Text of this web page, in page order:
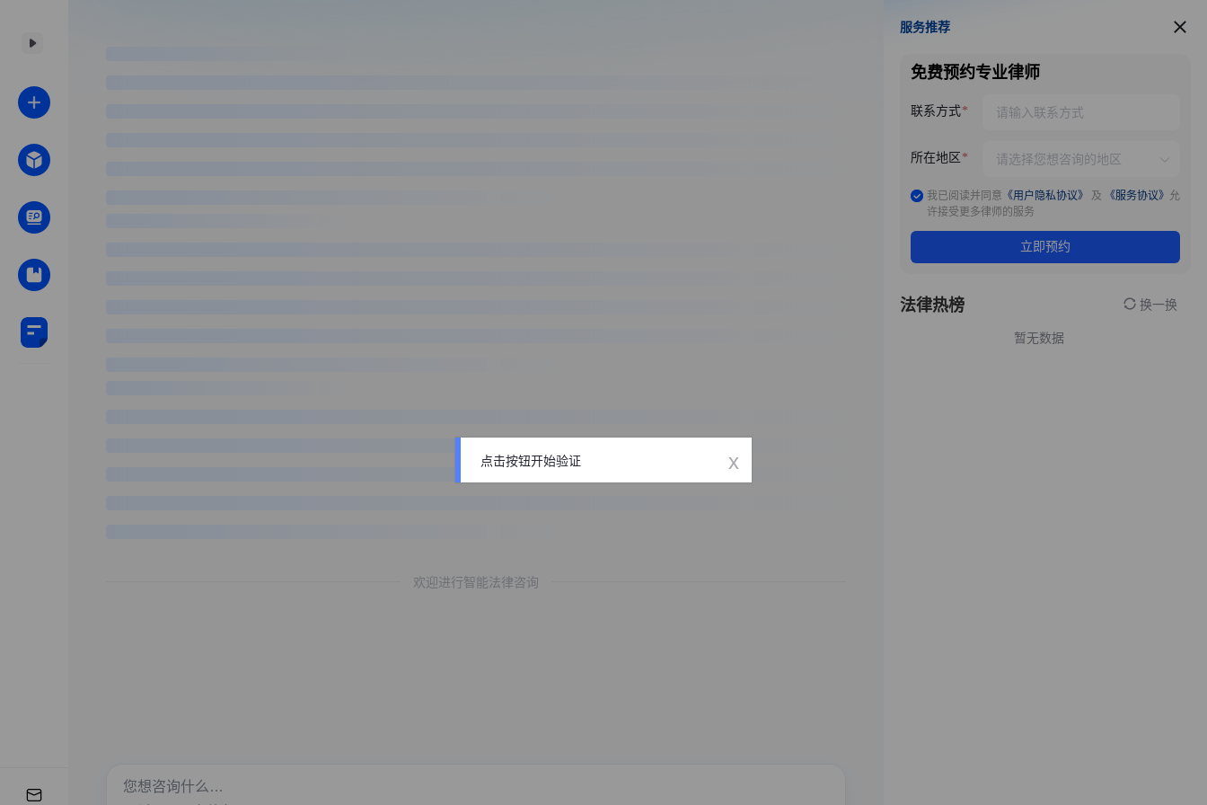
欢迎进行智能法律咨询
服务推荐
服务推荐
免费预约专业律师
联系方式
所在地区
我已阅读并同意 《用户隐私协议》 及 《服务协议》 允
许接受更多律师的服务
立即预约
法律热榜 换一换
暂无数据
点击按钮开始验证 x